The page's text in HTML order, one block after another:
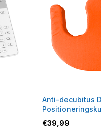
Anti-decubitus
vormig –
Blauw/Oranje
€39,99